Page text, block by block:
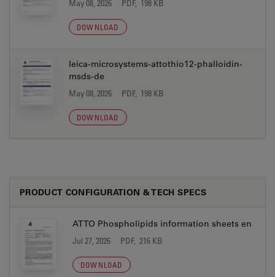
May 08, 2026 PDF, 198 KB
DOWNLOAD
leica-microsystems-attothio12-phalloidin-
msds-de
May 08, 2026 PDF, 198 KB
DOWNLOAD
PRODUCT CONFIGURATION & TECH SPECS
ATTO Phospholipids information sheets en
Jul 27, 2026 PDF, 216 KB
DOWNLOAD